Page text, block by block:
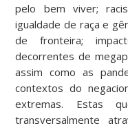
pelo bem viver;
igualdade de raça e
de fronteira;
decorrentes de
assim como as
contextos do
extremas. Estas
transversalmente